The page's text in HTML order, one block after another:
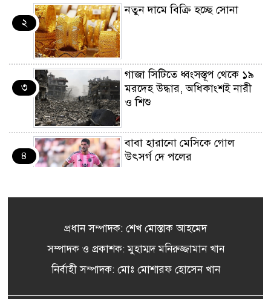
২
নতুন দামে বিক্রি হচ্ছে সোনা
৩
গাজা সিটিতে ধ্বংসস্তূপ থেকে ১৯
মরদেহ উদ্ধার, অধিকাংশই নারী
ও শিশু
৪
বাবা হারানো মেসিকে গোল
উৎসর্গ দে পলের
প্রকাশ, যেভাবে জানবেন
যুক্তরাষ্ট্রের সঙ্গে চুক্তির এটাই
প্রধান সম্পাদক: শেখ মোস্তাক আহমেদ
সম্পাদক ও প্রকাশক: মুহাম্মদ মনিরুজ্জামান খান
নির্বাহী সম্পাদক: মোঃ মোশারফ হোসেন খান